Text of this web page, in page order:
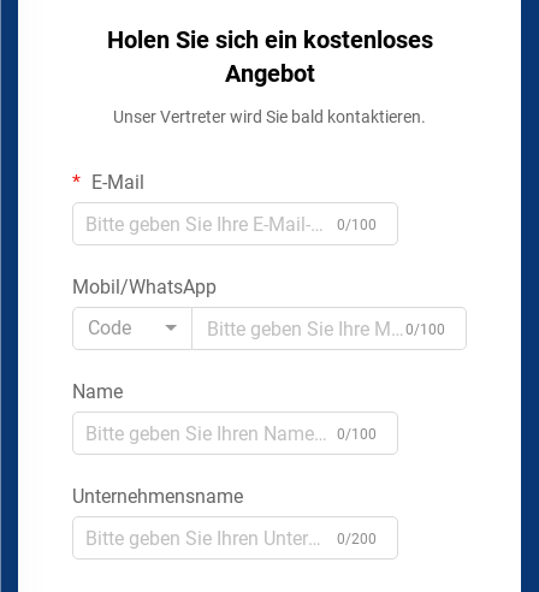
Holen Sie sich ein kostenloses
Angebot
Unser Vertreter wird Sie bald kontaktieren.
E-Mail
0/100
Mobil/WhatsApp
Code
0/100
Name
0/100
Unternehmensname
0/200